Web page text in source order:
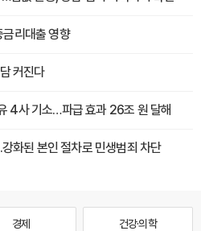
리대출 영향
커진다
4사 기소…파급 효과 26조 원 달해
화된 본인 절차로 민생범죄 차단
경제 건강·의학